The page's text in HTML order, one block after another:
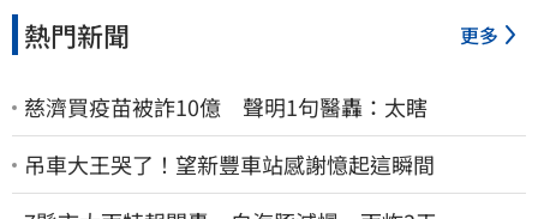
熱門新聞 更多
慈濟買疫苗被詐10億 聲明1句醫轟：太瞎
吊車大王哭了！望新豐車站感謝憶起這瞬間